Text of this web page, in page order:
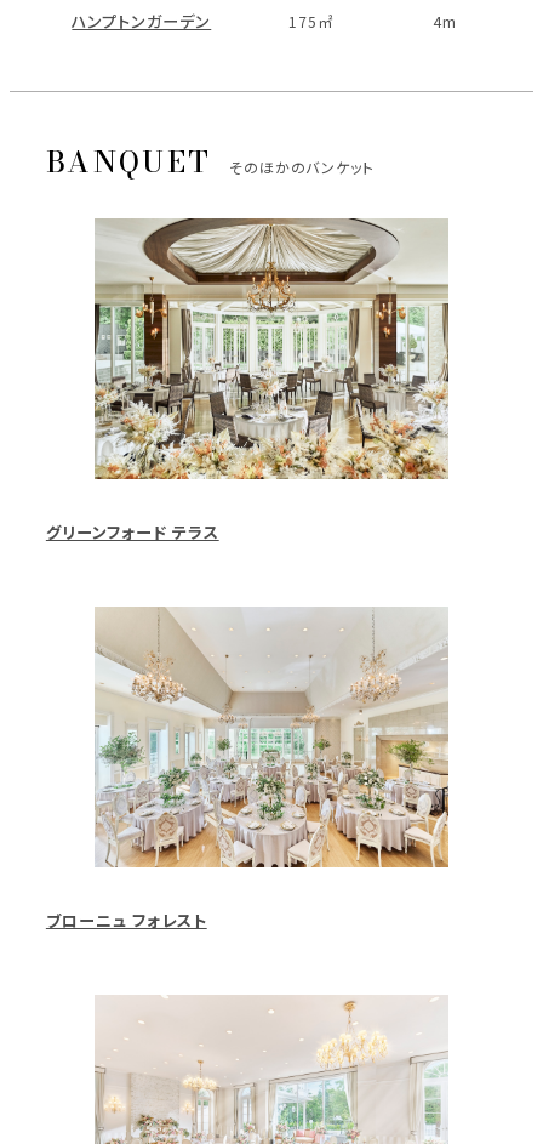
ハンプトンガーデン 175㎡ 4m
そのほかのバンケット
グリーンフォード テラス
ブローニュ フォレスト